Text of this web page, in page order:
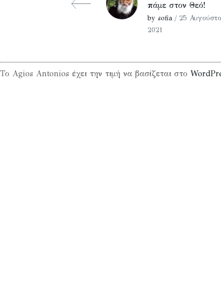
πάμε στον Θεό!
by sofia / 25
2021
Το Agios Antonios έχει την τιμή να βασίζεται στο